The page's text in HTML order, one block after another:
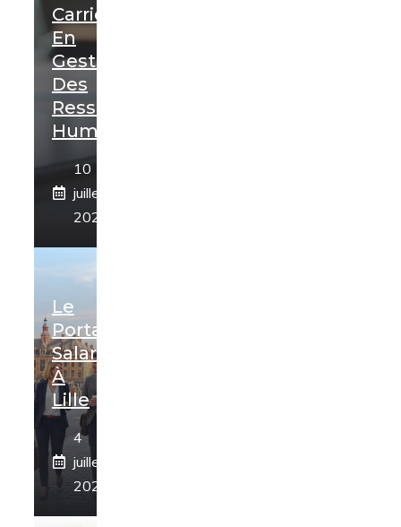
Carrière
En
Gestion
Des
Ressources
Humaines
10
juillet
2026
Le
Portage
Salarial
À
Lille
4
juillet
2026